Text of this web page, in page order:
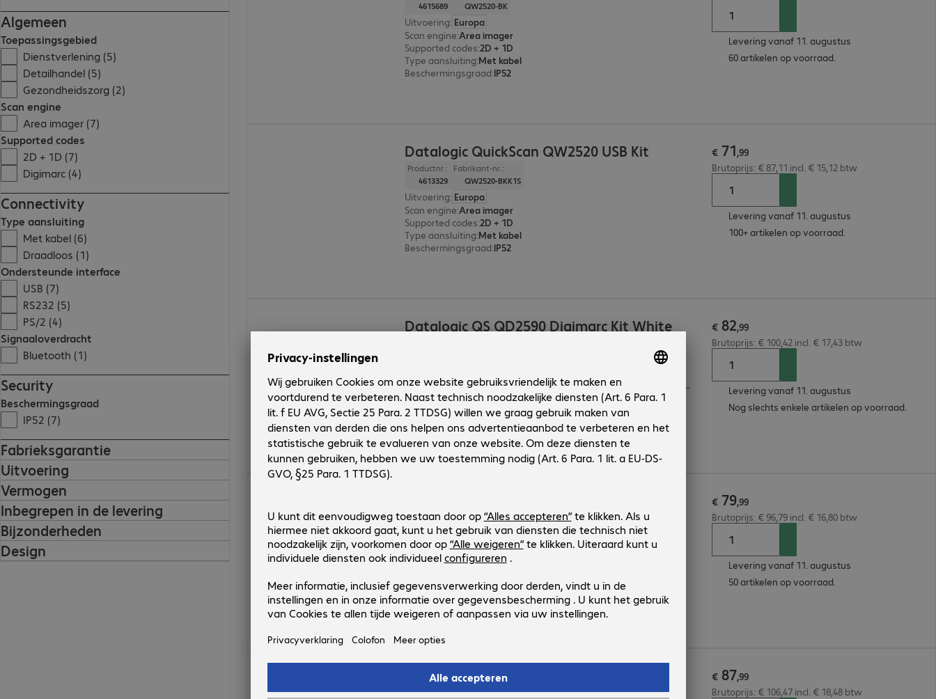
Algemeen
Toepassingsgebied
Dienstverlening (5)
Detailhandel (5)
Gezondheidszorg (2)
Scan engine
Area imager (7)
Supported codes
2D + 1D (7)
Digimarc (4)
Connectivity
Type aansluiting
Met kabel (6)
Draadloos (1)
Ondersteunde interface
USB (7)
RS232 (5)
PS/2 (4)
Signaaloverdracht
Bluetooth (1)
Security
Beschermingsgraad
IP52 (7)
Fabrieksgarantie
Uitvoering
Vermogen
Inbegrepen in de levering
Bijzonderheden
Design
4615689
QW2520-BK
Uitvoering: Europa
Scan engine:Area imager
Supported codes:2D + 1D
Type aansluiting:Met kabel
Beschermingsgraad:IP52
Levering vanaf 11. augustus
60 artikelen op voorraad.
Datalogic QuickScan QW2520 USB Kit
Productnr.:
4613329
Fabrikant-nr.:
QW2520-BKK1S
Uitvoering: Europa
Scan engine:Area imager
Supported codes:2D + 1D
Type aansluiting:Met kabel
Beschermingsgraad:IP52
€ 71,99
Brutoprijs: € 87,11 incl. € 15,12 btw
Levering vanaf 11. augustus
100+ artikelen op voorraad.
Datalogic QS QD2590 Digimarc Kit White
Toepassingsgebied:
Gezondheidszorg, Detailhandel, Dienstverlening
Scan engine:Area imager
Supported codes:2D + 1D, Digimarc
Type aansluiting
:Met kabel
€ 82,99
Brutoprijs: € 100,42 incl. € 17,43 btw
Levering vanaf 11. augustus
Nog slechts enkele artikelen op voorraad.
Productnr.:
4564160
Fabrikant-nr.:
QD2590-BK
Uitvoering:Europa
Toepassingsgebied:Detailhandel, Dienstverlening
Supported codes:2D + 1D, Digimarc
Type aansluiting:Met kabel
€ 79,99
€ 79,99
Brutoprijs: € 96,79 incl. € 16,80 btw
Levering vanaf 11. augustus
50 artikelen op voorraad.
Datalogic QuickScan QD2590 Digimarc Kit
Productnr.: Fabrikant-nr.:
€ 87,99
Brutoprijs: € 106,47 incl. € 18,48 btw